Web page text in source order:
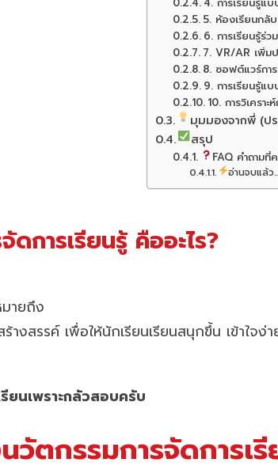
5. ห้องเรียนกลั
6. การเรียนรู้ร่
7. VR/AR เพิ่ม
8. ซอฟต์แวร์กา
9. การเรียนรู้แ
10. การวิเครา
มุมมองจากพี่ (ป
สรุป
FAQ คำถาม
อ่านจบแล้ว
ดการเรียนรู้ คืออะไร?
ายถึง
งสรรค์ เพื่อให้นักเรียนเรียนสนุกขึ้น เข้าใจง่
ยนเพราะกลัวสอบครับ
วัตกรรมการจัดการเ